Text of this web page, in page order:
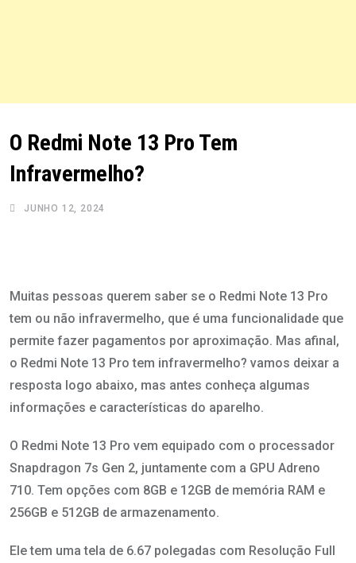
O Redmi Note 13 Pro Tem
Infravermelho?
JUNHO 12, 2024
Muitas pessoas querem saber se o Redmi Note 13 Pro
tem ou não infravermelho, que é uma funcionalidade que
permite fazer pagamentos por aproximação. Mas afinal,
o Redmi Note 13 Pro tem infravermelho? vamos deixar a
resposta logo abaixo, mas antes conheça algumas
informações e características do aparelho.
O Redmi Note 13 Pro vem equipado com o processador
Snapdragon 7s Gen 2, juntamente com a GPU Adreno
710. Tem opções com 8GB e 12GB de memória RAM e
256GB e 512GB de armazenamento.
Ele tem uma tela de 6.67 polegadas com Resolução Full